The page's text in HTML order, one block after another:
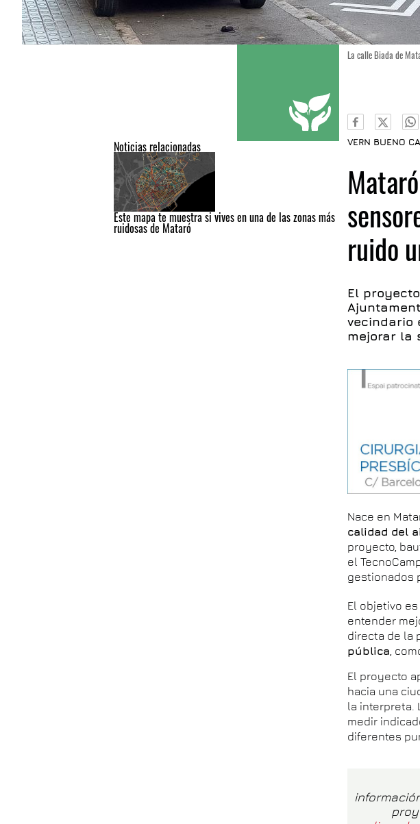
Noticias relacionadas
Este mapa te muestra si vives en una de las zonas más
ruidosas de Mataró
La calle Biada de
VERN BUENO
ruido
El
vecindario
mejorar la
Nace en
calidad del
proyecto,
el
gestionados
El objetivo
entender
directa de la
pública ,
El proyecto
hacia una
la interpreta.
medir
diferentes